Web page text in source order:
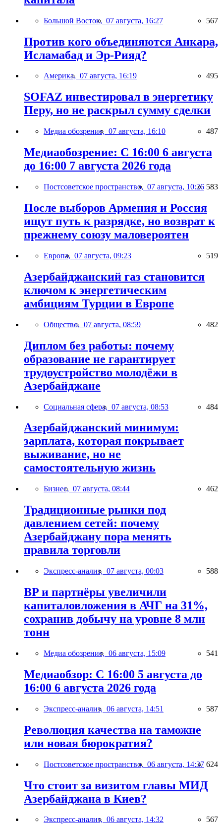
Большой Восток, 07 августа, 16:27 567
Против кого объединяются Анкара,
Исламабад и Эр-Рияд?
Америка, 07 августа, 16:19 495
SOFAZ инвестировал в энергетику
Перу, но не раскрыл сумму сделки
Медиа обозрение, 07 августа, 16:10 487
Медиаобозрение: С 16:00 6 августа
до 16:00 7 августа 2026 года
Постсоветское пространство, 07 августа, 10:26 583
После выборов Армения и Россия
ищут путь к разрядке, но возврат к
прежнему союзу маловероятен
Европа, 07 августа, 09:23 519
Азербайджанский газ становится
ключом к энергетическим
амбициям Турции в Европе
Общество, 07 августа, 08:59 482
Диплом без работы: почему
образование не гарантирует
трудоустройство молодёжи в
Азербайджане
Социальная сфера, 07 августа, 08:53 484
Азербайджанский минимум:
зарплата, которая покрывает
выживание, но не
самостоятельную жизнь
Бизнес, 07 августа, 08:44 462
Традиционные рынки под
давлением сетей: почему
Азербайджану пора менять
правила торговли
Экспресс-анализ, 07 августа, 00:03 588
BP и партнёры увеличили
капиталовложения в АЧГ на 31%,
сохранив добычу на уровне 8 млн
тонн
Медиа обозрение, 06 августа, 15:09 541
Медиаобзор: С 16:00 5 августа до
16:00 6 августа 2026 года
Экспресс-анализ, 06 августа, 14:51 587
Революция качества на таможне
или новая бюрократия?
Постсоветское пространство, 06 августа, 14:37 624
Что стоит за визитом главы МИД
Азербайджана в Киев?
Экспресс-анализ, 06 августа, 14:32 567